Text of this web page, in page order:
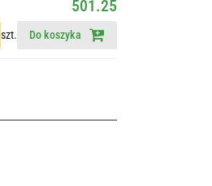
501.25
szt. Do koszyka